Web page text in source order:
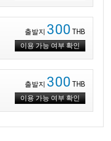
출발지 300 THB
이용 가능 여부 확인
출발지 300 THB
이용 가능 여부 확인